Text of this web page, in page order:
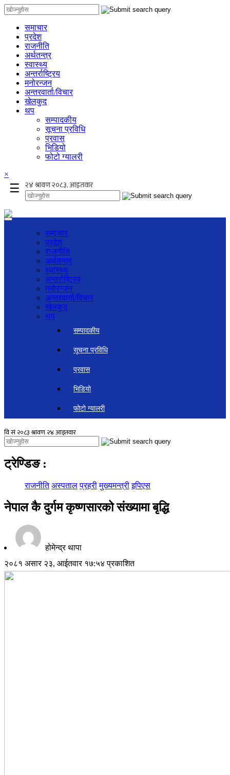
समाचार
प्रदेश
राजनीति
अर्थतन्त्र
स्वास्थ्य
अन्तर्राष्ट्रिय
मनोरन्जन
अन्तरवार्ता/विचार
खेलकुद
थप
सम्पादकीय
सूचना प्रविधि
प्रवास
भिडियो
फोटो ग्यालरी
×
☰
समाचार
प्रदेश
राजनीति
अर्थतन्त्र
स्वास्थ्य
अन्तर्राष्ट्रिय
मनोरन्जन
अन्तरवार्ता/विचार
खेलकुद
थप
सम्पादकीय
सूचना प्रविधि
प्रवास
भिडियो
फोटो ग्यालरी
ट्रेण्डिङ :
राजनीति अस्पताल प्रहरी मुख्यमन्त्री इपिएस
नेपाल कै दुर्गम कृष्णसारको संख्यामा बृद्धि
होमेन्द्र थापा
२०८१ असार २३, आईतवार १७:५४ प्रकाशित